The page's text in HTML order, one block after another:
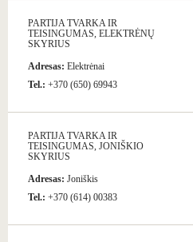
PARTIJA TVARKA IR
TEISINGUMAS, ELEKTRĖNŲ
SKYRIUS
Adresas: Elektrėnai
Tel.: +370 (650) 69943
PARTIJA TVARKA IR
TEISINGUMAS, JONIŠKIO
SKYRIUS
Adresas: Joniškis
Tel.: +370 (614) 00383